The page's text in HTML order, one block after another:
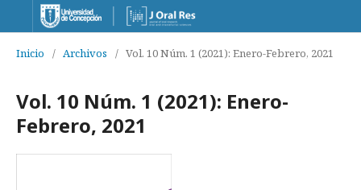
Inicio / Archivos / Vol. 10 Núm. 1 (2021): Enero-Febrero, 2021
Vol. 10 Núm. 1 (2021): Enero-
Febrero, 2021